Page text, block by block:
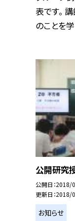
表です。
のことを
公開研究
公開日 2018/
更新日 2018/
お知らせ